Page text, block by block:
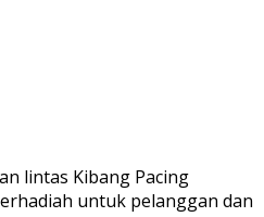
lintas Kibang Pacing
untuk pelanggan dan